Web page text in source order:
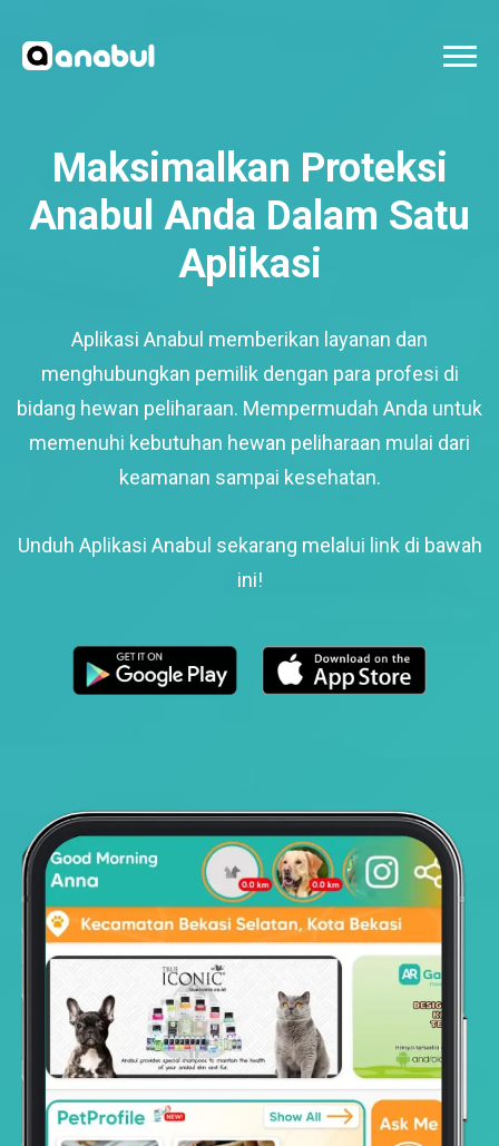
Maksimalkan Proteksi
Anabul Anda Dalam Satu
Aplikasi
Aplikasi Anabul memberikan layanan dan
menghubungkan pemilik dengan para profesi di
bidang hewan peliharaan. Mempermudah Anda untuk
memenuhi kebutuhan hewan peliharaan mulai dari
keamanan sampai kesehatan.
Unduh Aplikasi Anabul sekarang melalui link di bawah
ini!